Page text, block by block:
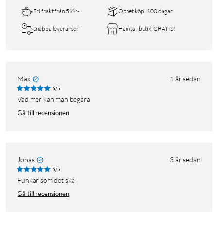
Fri frakt från 599:- Öppet köp i 100 dagar
Snabba leveranser Hämta i butik, GRATIS!
Max 1 år sedan
5/5
Vad mer kan man begära
Gå till recensionen
Jonas 3 år sedan
5/5
Funkar som det ska
Gå till recensionen